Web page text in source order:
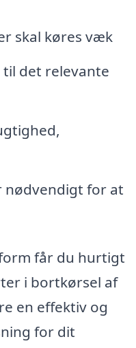
skal køres væk
det relevante
nødvendigt for at
får du hurtigt
i bortkørsel af
en effektiv og
for dit